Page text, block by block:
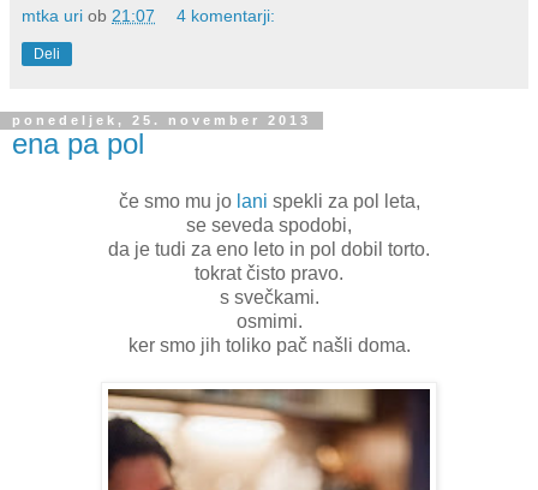
mtka uri ob 21:07 4 komentarji:
Deli
ponedeljek, 25. november 2013
ena pa pol
če smo mu jolani spekli za pol leta,
se seveda spodobi,
da je tudi za eno leto in pol dobil torto.
tokrat čisto pravo.
s svečkami.
osmimi.
ker smo jih toliko pač našli doma.